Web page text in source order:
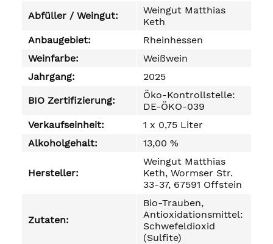
Abfüller / Weingut:
Weingut Matthias
Keth
Anbaugebiet:
Rheinhessen
Weinfarbe:
Weißwein
Jahrgang:
2025
BIO Zertifizierung:
Öko-Kontrollstelle:
DE-ÖKO-039
Verkaufseinheit:
1 x 0,75 Liter
Alkoholgehalt:
13,00 %
Hersteller:
Weingut Matthias
Keth, Wormser Str.
33-37, 67591 Offstein
Zutaten:
Bio-Trauben,
Antioxidationsmittel:
Schwefeldioxid
(Sulfite)